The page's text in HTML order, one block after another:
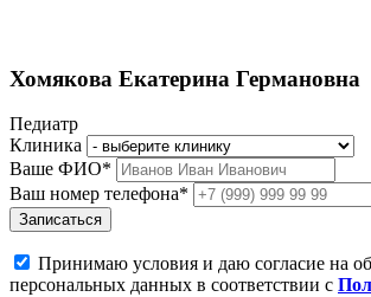
Хомякова Екатерина Германовна
Педиатр
Клиника
Ваше ФИО*
Ваш номер телефона*
Записаться
Принимаю условия и даю согласие на
персональных данных в соответствии с